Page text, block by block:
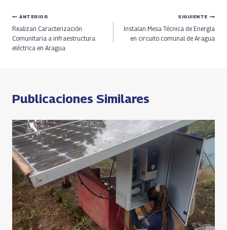
b
o
o
a
ds
a
m A
Li
n
e
Navegación
de
ANTERIOR
Realizan Caracterización
Comunitaria a infraestructura
eléctrica en Aragua
SIGUIENTE
Instalan Mesa Técnica de Energía
en circuito comunal de Aragua
Publicaciones Similares